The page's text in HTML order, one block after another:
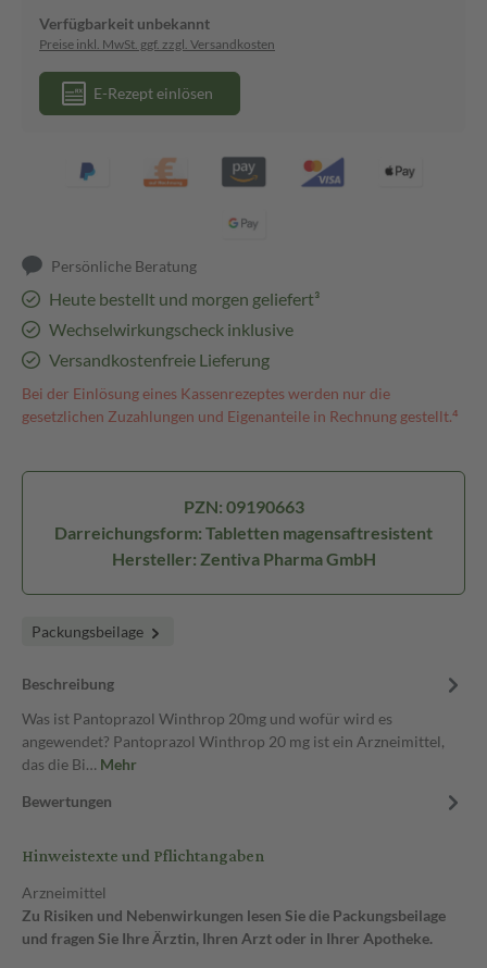
Verfügbarkeit unbekannt
Preise inkl. MwSt. ggf. zzgl. Versandkosten
E-Rezept einlösen
Persönliche Beratung
Heute bestellt und morgen geliefert³
Wechselwirkungscheck inklusive
Versandkostenfreie Lieferung
Bei der Einlösung eines Kassenrezeptes werden nur die
gesetzlichen Zuzahlungen und Eigenanteile in Rechnung gestellt.⁴
PZN: 09190663
Darreichungsform: Tabletten magensaftresistent
Hersteller: Zentiva Pharma GmbH
Packungsbeilage
Beschreibung
Was ist Pantoprazol Winthrop 20mg und wofür wird es
angewendet? Pantoprazol Winthrop 20 mg ist ein Arzneimittel,
das die Bi… Mehr
Bewertungen
Hinweistexte und Pflichtangaben
Arzneimittel
Zu Risiken und Nebenwirkungen lesen Sie die Packungsbeilage
und fragen Sie Ihre Ärztin, Ihren Arzt oder in Ihrer Apotheke.